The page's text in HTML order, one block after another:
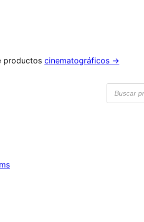
productos cinematográficos →
Búsqueda
de
productos